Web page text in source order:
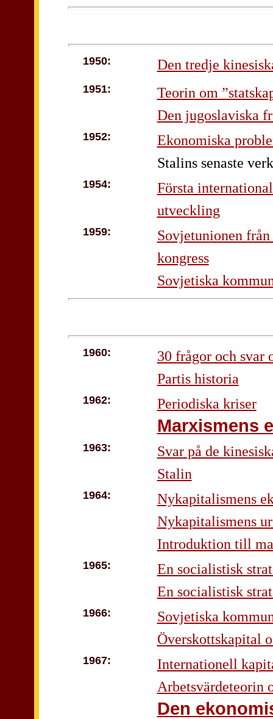
1950: Den tredje
1951:
Teorin om
Den jugoslaviska
1952:
Ekonomiska
Stalins senaste verk
1954:
Första
utveckling
1959:
Sovjetunionen
kongress
Sovjetiska
1960:
30 frågor och svar
Partis historia
1962: Periodiska kriser
Marxismens
1963:
Svar på de
Stalin
1964:
Nykapitalismens
Nykapitalismens
Introduktion till
1965:
En socialistisk
En socialistisk
1966:
Sovjetiska
Överskottskapital
1967:
Internationell
Arbetsvärdeteorin
Den